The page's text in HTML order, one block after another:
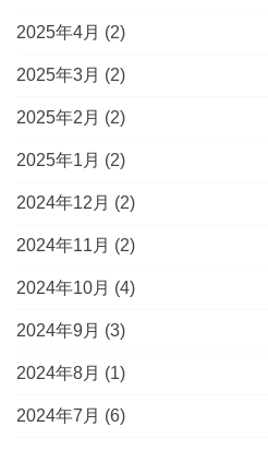
2025年4月 (2)
2025年3月 (2)
2025年2月 (2)
2025年1月 (2)
2024年12月 (2)
2024年11月 (2)
2024年10月 (4)
2024年9月 (3)
2024年8月 (1)
2024年7月 (6)